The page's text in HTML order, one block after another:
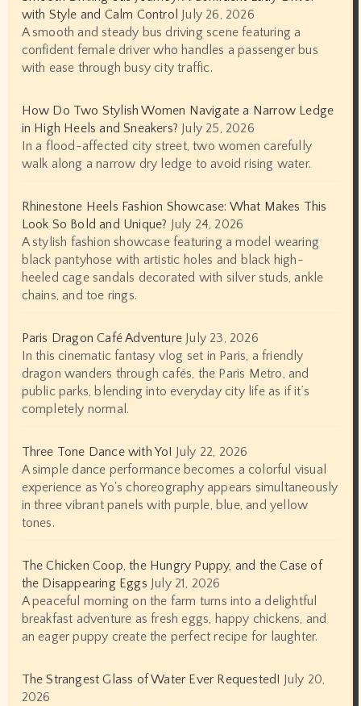
with Style and Calm Control July 26, 2026
A smooth and steady bus driving scene featuring a
confident female driver who handles a passenger bus
with ease through busy city traffic.
How Do Two Stylish Women Navigate a Narrow Ledge
in High Heels and Sneakers? July 25, 2026
In a flood-affected city street, two women carefully
walk along a narrow dry ledge to avoid rising water.
Rhinestone Heels Fashion Showcase: What Makes This
Look So Bold and Unique? July 24, 2026
A stylish fashion showcase featuring a model wearing
black pantyhose with artistic holes and black high-
heeled cage sandals decorated with silver studs, ankle
chains, and toe rings.
Paris Dragon Café Adventure July 23, 2026
In this cinematic fantasy vlog set in Paris, a friendly
dragon wanders through cafés, the Paris Metro, and
public parks, blending into everyday city life as if it’s
completely normal.
Three Tone Dance with Yo! July 22, 2026
A simple dance performance becomes a colorful visual
experience as Yo's choreography appears simultaneously
in three vibrant panels with purple, blue, and yellow
tones.
The Chicken Coop, the Hungry Puppy, and the Case of
the Disappearing Eggs July 21, 2026
A peaceful morning on the farm turns into a delightful
breakfast adventure as fresh eggs, happy chickens, and
an eager puppy create the perfect recipe for laughter.
The Strangest Glass of Water Ever Requested! July 20,
2026